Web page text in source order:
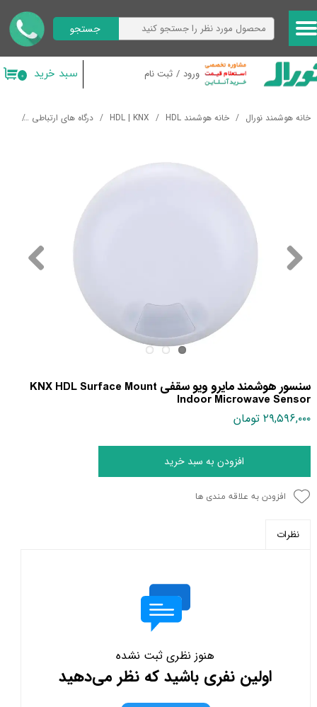
ورود / ثبت نام
حساب کاربری من
تغییر گذر واژه
خروج از حساب کاربری
جستجو
۰ سبد خرید
خانه هوشمند نورال خانه هوشمند HDL HDL | KNX درگاه های ارتباطی
سنسور هوشمند مایرو ویو سقفی KNX HDL Surface Mount
Indoor Microwave Sensor
۲۹,۵۹۶,۰۰۰ تومان
افزودن به سبد خرید
افزودن به علاقه مندی ها
نظرات
هنوز نظری ثبت نشده
اولین نفری باشید که نظر می‌دهید